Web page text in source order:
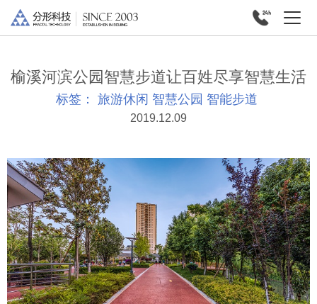
榆溪河滨公园智慧步道让百姓尽享智慧生活
标签： 旅游休闲 智慧公园 智能步道
2019.12.09